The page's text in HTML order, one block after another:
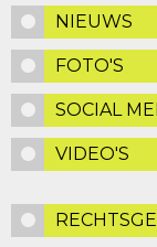
NIEUWS
FOTO'S
SOCIAL
VIDEO'S